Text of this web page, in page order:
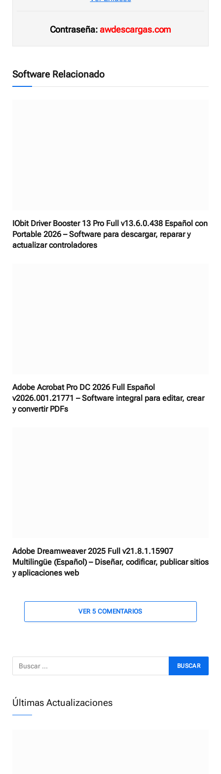
Contraseña:awdescargas.com
Software Relacionado
IObit Driver Booster 13 Pro Full v13.6.0.438 Español con
Portable 2026 – Software para descargar, reparar y
actualizar controladores
Adobe Acrobat Pro DC 2026 Full Español
v2026.001.21771 – Software integral para editar, crear
y convertir PDFs
Adobe Dreamweaver 2025 Full v21.8.1.15907
Multilingüe (Español) – Diseñar, codificar, publicar sitios
y aplicaciones web
VER 5 COMENTARIOS
Últimas Actualizaciones